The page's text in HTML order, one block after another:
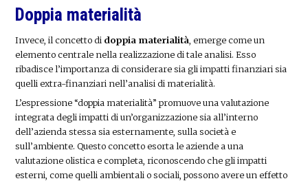
Doppia materialità
Invece, il concetto di doppia materialità , emerge come un
elemento centrale nella realizzazione di tale analisi. Esso
ribadisce l’importanza di considerare sia gli impatti finanziari sia
quelli extra-finanziari nell’analisi di materialità.
L’espressione “doppia materialità” promuove una valutazione
integrata degli impatti di un’organizzazione sia all’interno
dell’azienda stessa sia esternamente, sulla società e
sull’ambiente. Questo concetto esorta le aziende a una
valutazione olistica e completa, riconoscendo che gli impatti
esterni, come quelli ambientali o sociali, possono avere un effetto